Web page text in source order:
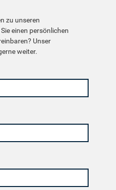
zu unseren
einen persönlichen
Unser
weiter.